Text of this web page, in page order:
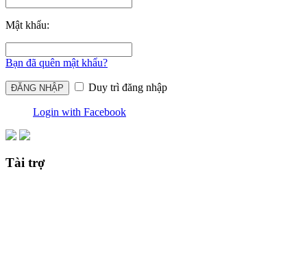
Mật khẩu:
Bạn đã quên mật khẩu?
Duy trì đăng nhập
Login with Facebook
Tài trợ